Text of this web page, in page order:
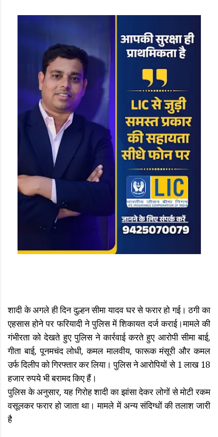
शादी के अगले ही दिन दुल्हन सीमा यादव घर से फरार हो गई। ठगी का
एहसास होने पर फरियादी ने पुलिस में शिकायत दर्ज कराई।मामले की
गंभीरता को देखते हुए पुलिस ने कार्रवाई करते हुए आरोपी सीमा बाई,
गीता बाई, पूनमचंद लोधी, कमल मालवीय, फारूक मंसूरी और कमल
उर्फ दिलीप को गिरफ्तार कर लिया। पुलिस ने आरोपियों से 1 लाख 18
हजार रुपये भी बरामद किए हैं।
पुलिस के अनुसार, यह गिरोह शादी का झांसा देकर लोगों से मोटी रकम
वसूलकर फरार हो जाता था। मामले में अन्य संदिग्धों की तलाश जारी
है